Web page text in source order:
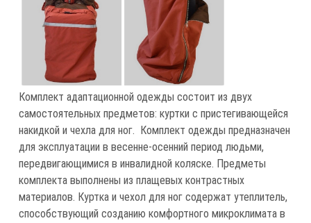
Комплект адаптационной одежды состоит из двух
самостоятельных предметов: куртки с пристегивающейся
накидкой и чехла для ног. Комплект одежды предназначен
для эксплуатации в весенне-осенний период людьми,
передвигающимися в инвалидной коляске. Предметы
комплекта выполнены из плащевых контрастных
материалов. Куртка и чехол для ног содержат утеплитель,
способствующий созданию комфортного микроклимата в